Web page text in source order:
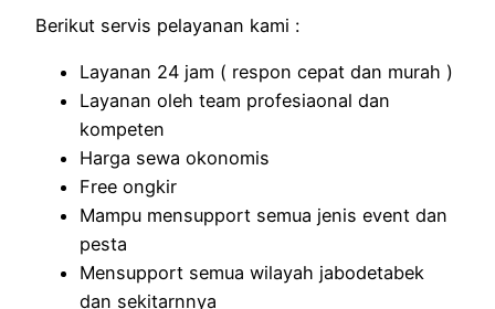
Berikut servis pelayanan kami :
Layanan 24 jam ( respon cepat dan murah )
Layanan oleh team profesiaonal dan
kompeten
Harga sewa okonomis
Free ongkir
Mampu mensupport semua jenis event dan
pesta
Mensupport semua wilayah jabodetabek
dan sekitarnnya